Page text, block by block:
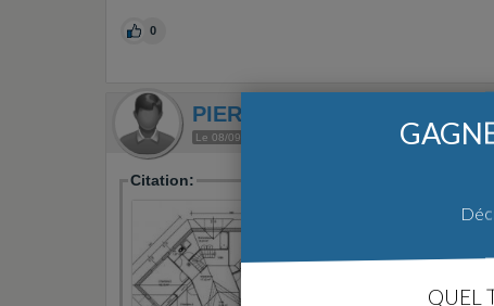
0
PIERREYVON
Le 08/09/2011 à 13h15 Env. 2000
Citation:
QUEL